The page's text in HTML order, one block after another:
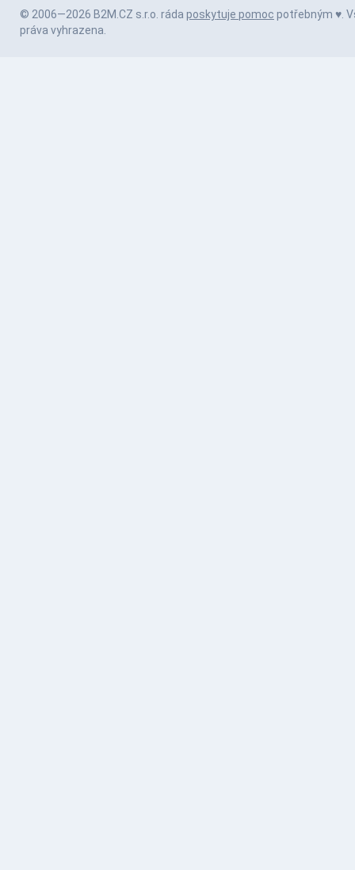
© 2006—2026 B2M.CZ s.r.o. ráda poskytuje pomoc potřebným ♥️.
práva vyhrazena.